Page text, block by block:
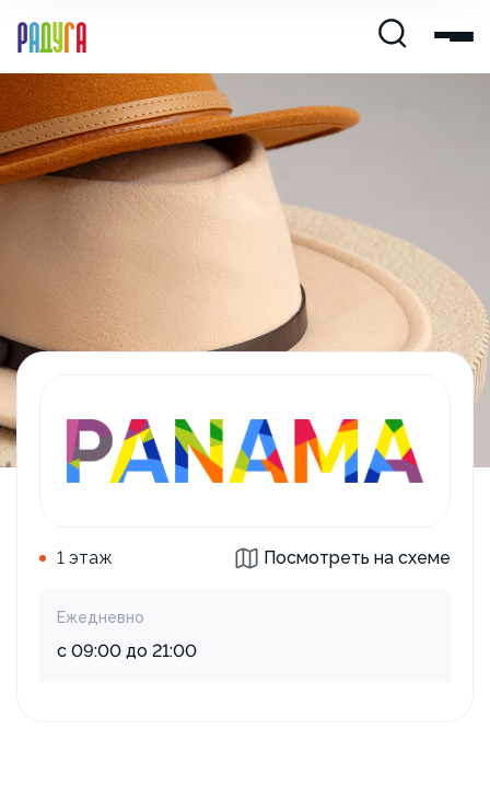
1 этаж Посмотреть на схеме
Ежедневно
с 09:00 до 21:00